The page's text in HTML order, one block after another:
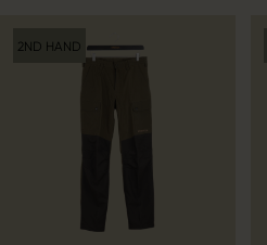
2ND HAND